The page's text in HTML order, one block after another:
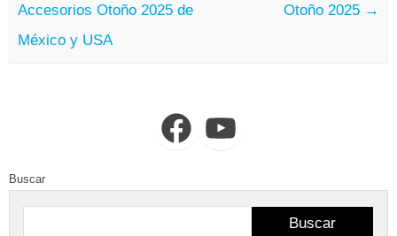
Accesorios Otoño 2025 de
México y USA
Otoño 2025 →
FacebookYouTube
Buscar
Buscar